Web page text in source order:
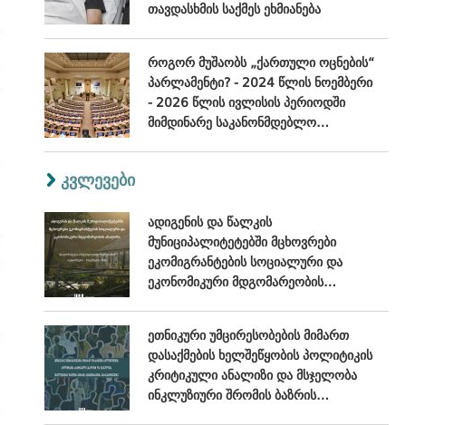
თავდასხმის საქმეს ეხმიანება
როგორ მუშაობს „ქართული ოცნების“
პარლამენტი? - 2024 წლის ნოემბერი
- 2026 წლის ივლისის პერიოდში
მიმდინარე საკანონმდებლო
კვლევები
ადიგენის და წალკის
მუნიციპალიტეტებში მცხოვრები
ეკომიგრანტების სოციალური და
ეკონომიკური მდგომარეობის
- ნოემბერი, 2024
ეთნიკური უმცირესობების მიმართ
დასაქმების ხელშეწყობის პოლიტიკის
კრიტიკული ანალიზი და მსჯელობა
ინკლუზიური შრომის ბაზრის